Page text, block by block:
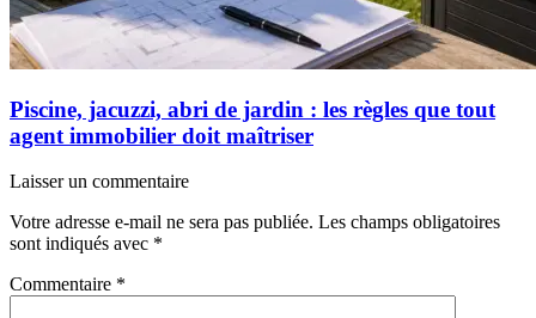
Piscine, jacuzzi, abri de jardin : les règles que tout
agent immobilier doit maîtriser
Laisser un commentaire
Votre adresse e-mail ne sera pas publiée. Les champs obligatoires
sont indiqués avec *
Commentaire *